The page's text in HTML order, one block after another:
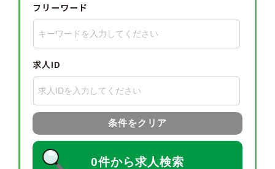
フリーワード
求人ID
条件をクリア
0件から求人検索